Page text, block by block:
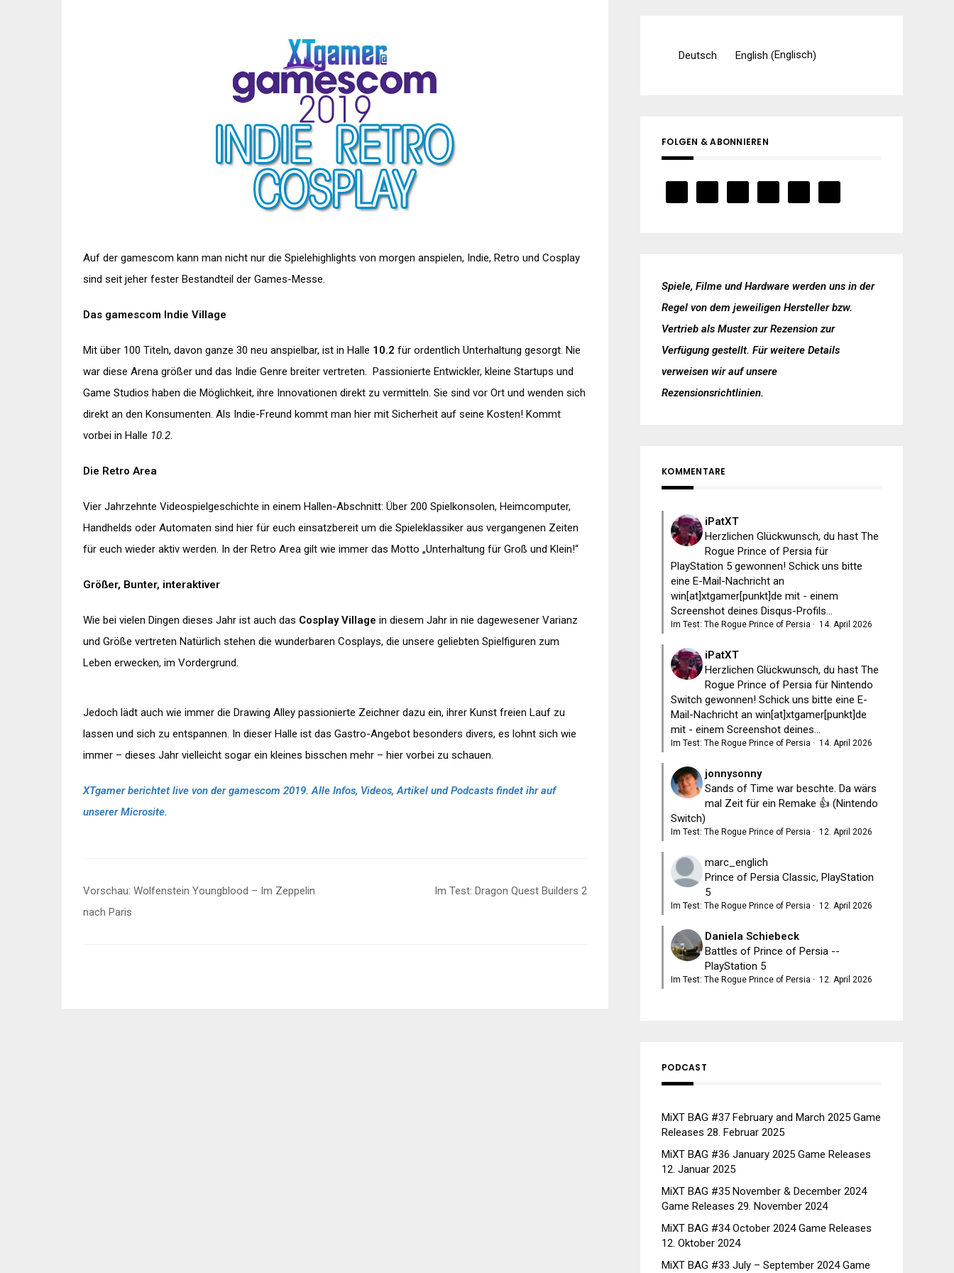
Auf der gamescom kann man nicht nur die Spielehighlights von morgen anspielen, Indie, Retro und Cosplay
sind seit jeher fester Bestandteil der Games-Messe.
Das gamescom Indie Village
Mit über 100 Titeln, davon ganze 30 neu anspielbar, ist in Halle 10.2 für ordentlich Unterhaltung gesorgt. Nie
war diese Arena größer und das Indie Genre breiter vertreten. Passionierte Entwickler, kleine Startups und
Game Studios haben die Möglichkeit, ihre Innovationen direkt zu vermitteln. Sie sind vor Ort und wenden sich
direkt an den Konsumenten. Als Indie-Freund kommt man hier mit Sicherheit auf seine Kosten! Kommt
vorbei in Halle 10.2.
Die Retro Area
Vier Jahrzehnte Videospielgeschichte in einem Hallen-Abschnitt: Über 200 Spielkonsolen, Heimcomputer,
Handhelds oder Automaten sind hier für euch einsatzbereit um die Spieleklassiker aus vergangenen Zeiten
für euch wieder aktiv werden. In der Retro Area gilt wie immer das Motto „Unterhaltung für Groß und Klein!“
Größer, Bunter, interaktiver
Wie bei vielen Dingen dieses Jahr ist auch das Cosplay Village in diesem Jahr in nie dagewesener Varianz
und Größe vertreten Natürlich stehen die wunderbaren Cosplays, die unsere geliebten Spielfiguren zum
Leben erwecken, im Vordergrund.
Jedoch lädt auch wie immer die Drawing Alley passionierte Zeichner dazu ein, ihrer Kunst freien Lauf zu
lassen und sich zu entspannen. In dieser Halle ist das Gastro-Angebot besonders divers, es lohnt sich wie
immer – dieses Jahr vielleicht sogar ein kleines bisschen mehr – hier vorbei zu schauen.
XTgamer berichtet live von der gamescom 2019. Alle Infos, Videos, Artikel und Podcasts findet ihr auf
unserer Microsite.
Beitragsnavigation
Vorschau: Wolfenstein Youngblood – Im Zeppelin
nach Paris
Im Test: Dragon Quest Builders 2
Deutsch English (Englisch)
FOLGEN & ABONNIEREN
Spiele, Filme und Hardware werden uns in der
Regel von dem jeweiligen Hersteller bzw.
Vertrieb als Muster zur Rezension zur
Verfügung gestellt. Für weitere Details
verweisen wir auf unsere
Rezensionsrichtlinien.
KOMMENTARE
iPatXT
Herzlichen Glückwunsch, du hast The
Rogue Prince of Persia für
PlayStation 5 gewonnen! Schick uns bitte
eine E-Mail-Nachricht an
win[at]xtgamer[punkt]de mit - einem
Screenshot deines Disqus-Profils...
Im Test: The Rogue Prince of Persia · 14. April 2026
iPatXT
Herzlichen Glückwunsch, du hast The
Rogue Prince of Persia für Nintendo
Switch gewonnen! Schick uns bitte eine E-
Mail-Nachricht an win[at]xtgamer[punkt]de
mit - einem Screenshot deines...
Im Test: The Rogue Prince of Persia · 14. April 2026
jonnysonny
Sands of Time war beschte. Da wärs
mal Zeit für ein Remake 👍 (Nintendo
Switch)
Im Test: The Rogue Prince of Persia · 12. April 2026
marc_englich
Prince of Persia Classic, PlayStation
5
Im Test: The Rogue Prince of Persia · 12. April 2026
Daniela Schiebeck
Battles of Prince of Persia --
PlayStation 5
Im Test: The Rogue Prince of Persia · 12. April 2026
PODCAST
MiXT BAG #37 February and March 2025 Game
Releases 28. Februar 2025
MiXT BAG #36 January 2025 Game Releases
12. Januar 2025
MiXT BAG #35 November & December 2024
Game Releases 29. November 2024
MiXT BAG #34 October 2024 Game Releases
12. Oktober 2024
MiXT BAG #33 July – September 2024 Game